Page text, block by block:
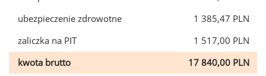
ubezpieczenie zdrowotne
1 385,47 PLN
zaliczka na PIT
1 517,00 PLN
kwota brutto
17 840,00 PLN